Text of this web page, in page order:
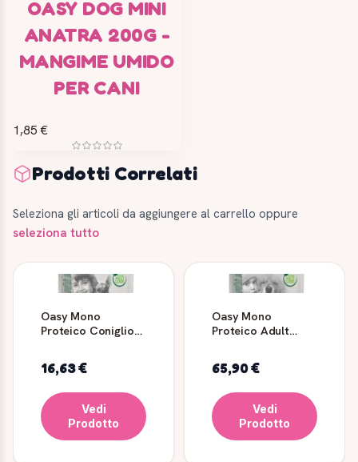
OASY DOG MINI
ANATRA 200G -
MANGIME UMIDO
PER CANI
1,85 €
Prodotti Correlati
Seleziona gli articoli da aggiungere al carrello oppure
seleziona tutto
Oasy Mono
Proteico Coniglio
16,63 €
Vedi
Prodotto
Oasy Mono
Proteico Adult
65,90 €
Vedi
Prodotto